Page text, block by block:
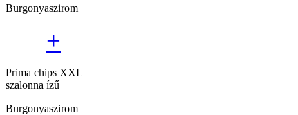
Burgonyaszirom
+
Prima chips XXL
szalonna ízű
Burgonyaszirom